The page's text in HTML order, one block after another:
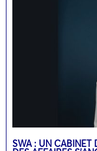
SWA : UN CABINET